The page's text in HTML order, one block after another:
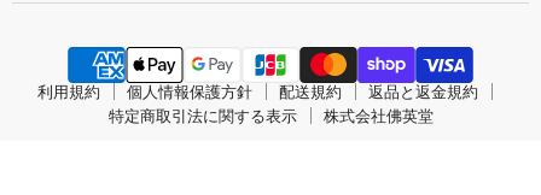
利用規約 個人情報保護方針 配送規約
返品と返金規約
特定商取引法に関する表示
株式会社佛英堂